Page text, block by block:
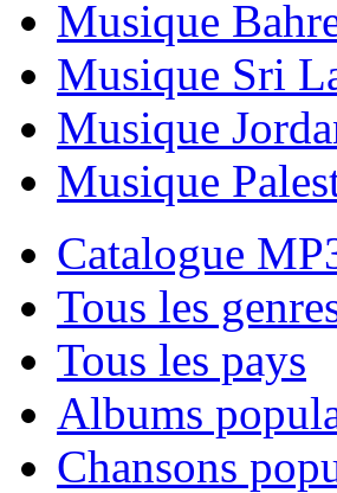
Catalogue
Tous les
Tous les pays
Albums
Chansons